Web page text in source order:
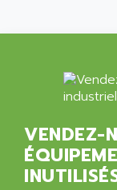
C100
SIMATIC
BT
PSS
DIGIFAS
ALLISON
ALMA
ALPES
ALPES
ALPHA
VENDEZ-